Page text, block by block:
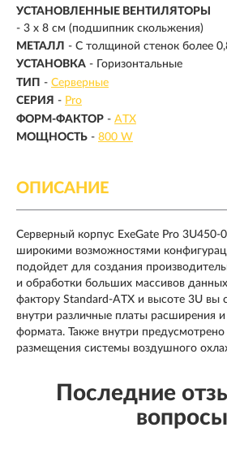
УСТАНОВЛЕННЫЕ ВЕНТИЛЯТОРЫ
- 3 x 8 см (подшипник скольжения)
МЕТАЛЛ - С толщиной стенок более
УСТАНОВКА - Горизонтальные
ТИП - Серверные
СЕРИЯ - Pro
ФОРМ-ФАКТОР - ATX
МОЩНОСТЬ - 800 W
ОПИСАНИЕ
Серверный корпус ExeGate Pro 3U450-
широкими возможностями
подойдет для создания
и обработки больших массивов
фактору Standard-ATX и высоте 3U вы
внутри различные платы расширения и
формата. Также внутри предусмотрено
размещения системы воздушного
Последние
вопросы